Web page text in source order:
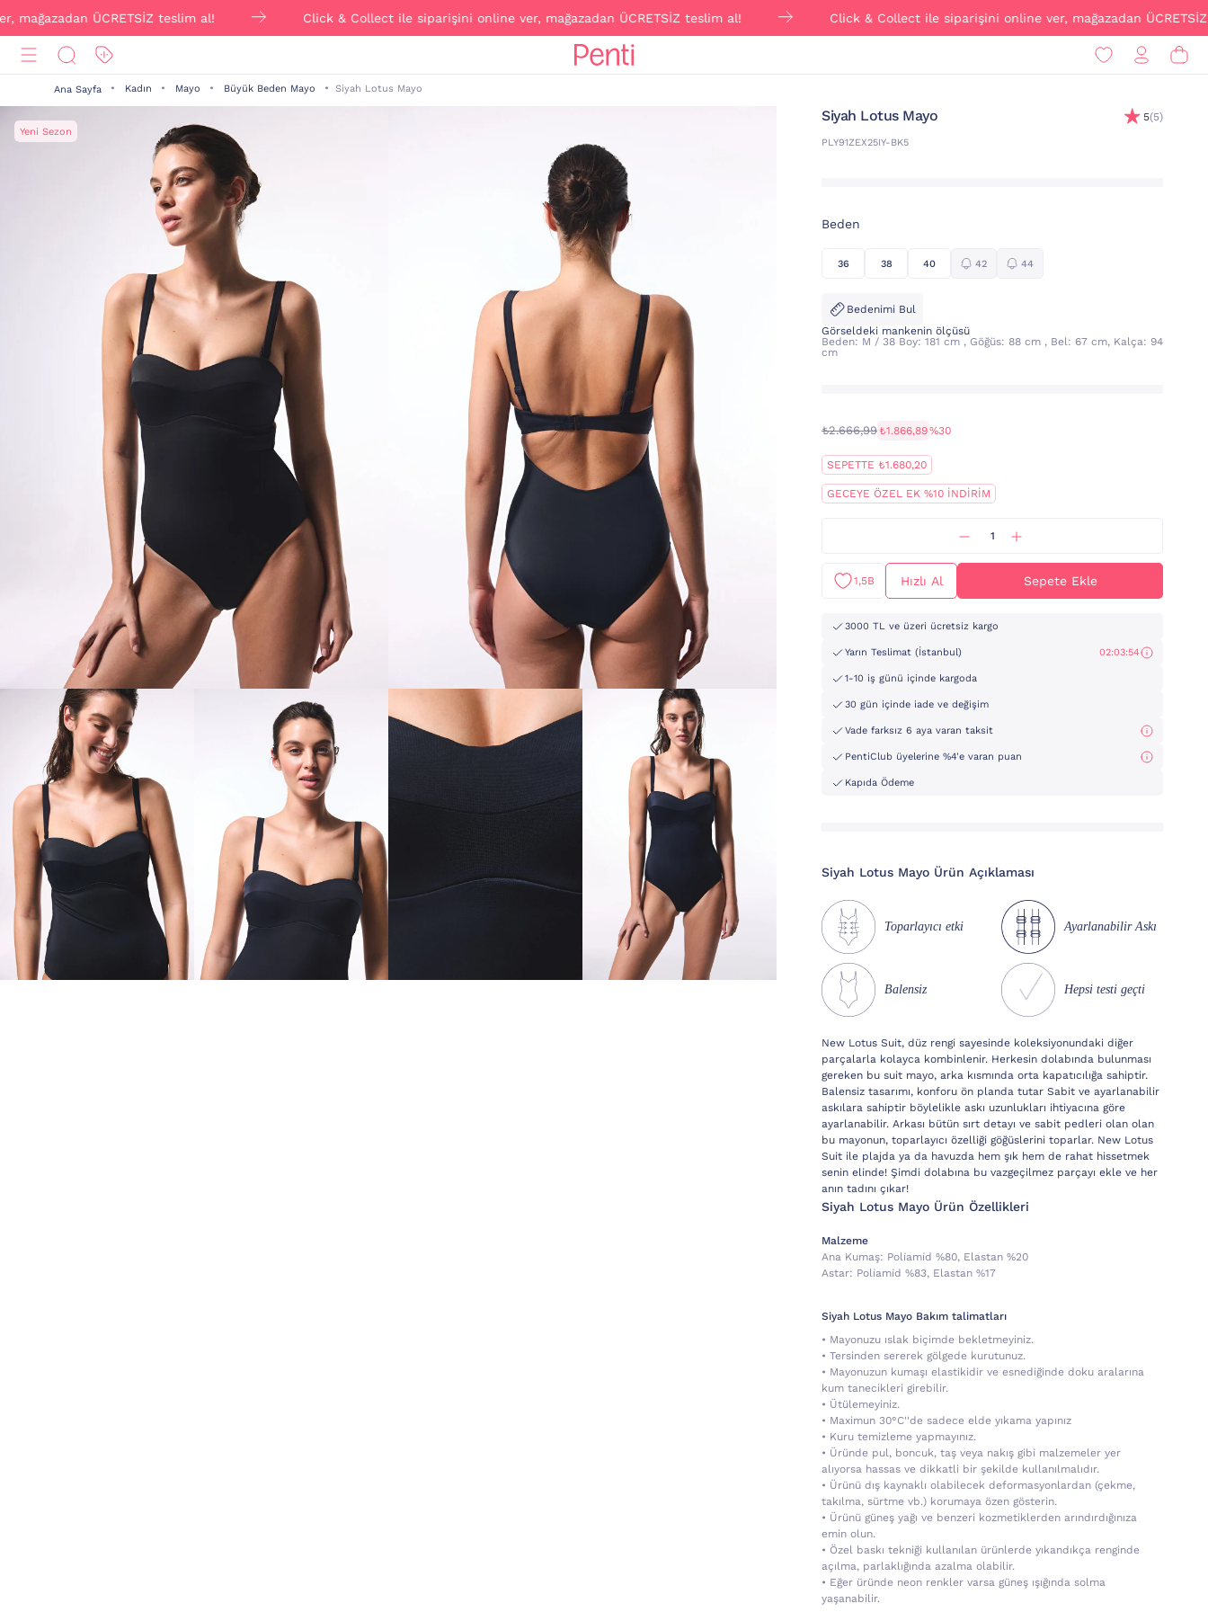
ÜCRETSİZ teslim al! Click & Collect ile siparişini online ver, mağazadan ÜCRETSİZ teslim al! Click & Collect ile siparişini online ver, mağazadan ÜCRETSİZ teslim
Ana Sayfa Kadın Mayo Büyük Beden Mayo Siyah Lotus Mayo
Yeni Sezon
Siyah Lotus Mayo
PLY91ZEX25IY-BK5
5(5)
Beden
36 38 40 42 44
Bedenimi Bul
Görseldeki mankenin ölçüsü
Beden: M / 38 Boy: 181 cm , Göğüs: 88 cm , Bel: 67 cm, Kalça: 94
cm
₺2.666,99 ₺1.866,89%30
SEPETTE ₺1.680,20
GECEYE ÖZEL EK %10 İNDİRİM
1,5B Hızlı Al Sepete Ekle
3000 TL ve üzeri ücretsiz kargo
Yarın Teslimat (İstanbul) 02:03:53
1-10 iş günü içinde kargoda
30 gün içinde iade ve değişim
Vade farksız 6 aya varan taksit
PentiClub üyelerine %4'e varan puan
Kapıda Ödeme
Siyah Lotus Mayo Ürün Açıklaması
Toparlayıcı etki Ayarlanabilir Askı
Balensiz Hepsi testi geçti
New Lotus Suit, düz rengi sayesinde koleksiyonundaki diğer
parçalarla kolayca kombinlenir. Herkesin dolabında bulunması
gereken bu suit mayo, arka kısmında orta kapatıcılığa sahiptir.
Balensiz tasarımı, konforu ön planda tutar Sabit ve ayarlanabilir
askılara sahiptir böylelikle askı uzunlukları ihtiyacına göre
ayarlanabilir. Arkası bütün sırt detayı ve sabit pedleri olan olan
bu mayonun, toparlayıcı özelliği göğüslerini toparlar. New Lotus
Suit ile plajda ya da havuzda hem şık hem de rahat hissetmek
senin elinde! Şimdi dolabına bu vazgeçilmez parçayı ekle ve her
anın tadını çıkar!
Siyah Lotus Mayo Ürün Özellikleri
Malzeme
Ana Kumaş: Poli̇ami̇d %80, Elastan %20
Astar: Poli̇ami̇d %83, Elastan %17
Siyah Lotus Mayo Bakım talimatları
• Mayonuzu ıslak biçimde bekletmeyiniz.
• Tersinden sererek gölgede kurutunuz.
• Mayonuzun kumaşı elastikidir ve esnediğinde doku aralarına
kum tanecikleri girebilir.
• Ütülemeyiniz.
• Maximun 30°C''de sadece elde yıkama yapınız
• Kuru temizleme yapmayınız.
• Üründe pul, boncuk, taş veya nakış gibi malzemeler yer
alıyorsa hassas ve dikkatli bir şekilde kullanılmalıdır.
• Ürünü dış kaynaklı olabilecek deformasyonlardan (çekme,
takılma, sürtme vb.) korumaya özen gösterin.
• Ürünü güneş yağı ve benzeri kozmetiklerden arındırdığınıza
emin olun.
• Özel baskı tekniği kullanılan ürünlerde yıkandıkça renginde
açılma, parlaklığında azalma olabilir.
• Eğer üründe neon renkler varsa güneş ışığında solma
yaşanabilir.